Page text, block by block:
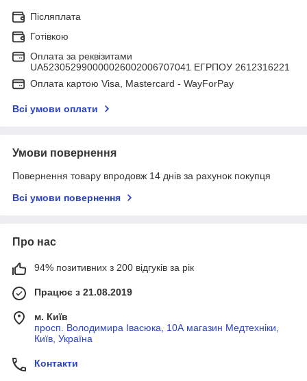
Післяплата
Готівкою
Оплата за реквізитами
UA523052990000026002006707041 ЕГРПОУ 2612316221
Оплата картою Visa, Mastercard - WayForPay
Всі умови оплати
Умови повернення
Повернення товару впродовж 14 днів за рахунок покупця
Всі умови повернення
Про нас
94% позитивних з 200 відгуків за рік
Працює з 21.08.2019
м. Київ
просп. Володимира Івасюка, 10А магазин Медтехніки,
Київ, Україна
Контакти